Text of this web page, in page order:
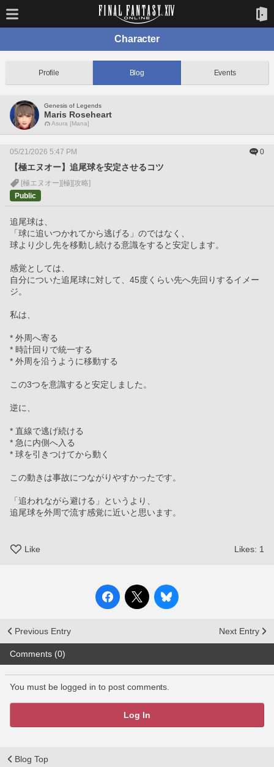
Character
Profile Blog Events
Genesis of Legends
Maris Roseheart
Asura [Mana]
05/21/2026 5:47 PM 0
【極エヌオー】追尾球を安定させるコツ
[極エヌオー] [極] [攻略]
Public
追尾球は、
「球に追いつかれてから逃げる」のではなく、
球より少し先を移動し続ける意識をすると安定します。
感覚としては、
自分についた追尾球に対して、45度くらい先へ先回りするイメー
ジ。
私は、
* 外周へ寄る
* 時計回りで統一する
* 外周を沿うように移動する
この3つを意識すると安定しました。
逆に、
* 直線で逃げ続ける
* 急に内側へ入る
* 球を引きつけてから動く
この動きは事故につながりやすかったです。
「追われながら避ける」というより、
追尾球を外周で流す感覚に近いと思います。
Like Likes: 1
Previous Entry Next Entry
Comments (0)
You must be logged in to post comments.
Log In
Blog Top